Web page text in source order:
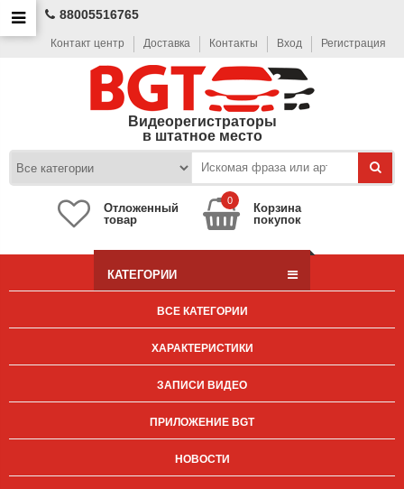
88005516765
Контакт центр Доставка Контакты Вход Регистрация
Видеорегистраторы
в штатное место
Отложенный
товар
0
Корзина
покупок
КАТЕГОРИИ
ВСЕ КАТЕГОРИИ
ХАРАКТЕРИСТИКИ
ЗАПИСИ ВИДЕО
ПРИЛОЖЕНИЕ BGT
НОВОСТИ